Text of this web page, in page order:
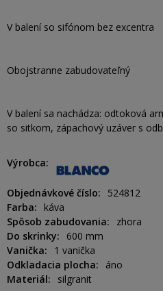
V balení so sifónom bez excentra
Obojstranne zabudovateľný
V balení sa nachádza: odtoková
so sitkom, zápachový uzáver s
Výrobca
Objednávkové číslo
524812
Farba
káva
Spôsob zabudovania
zhora
Do skrinky
600 mm
Vanička
1 vanička
Odkladacia plocha
áno
Materiál
silgranit